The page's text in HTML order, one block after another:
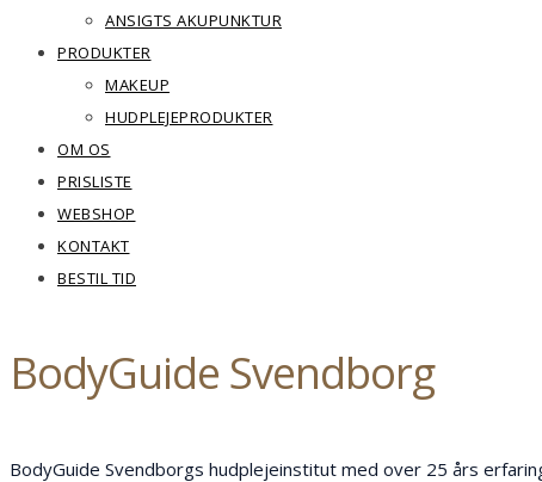
ANSIGTS AKUPUNKTUR
PRODUKTER
MAKEUP
HUDPLEJEPRODUKTER
OM OS
PRISLISTE
WEBSHOP
KONTAKT
BESTIL TID
BodyGuide Svendborg
BodyGuide Svendborgs hudplejeinstitut med over 25 års